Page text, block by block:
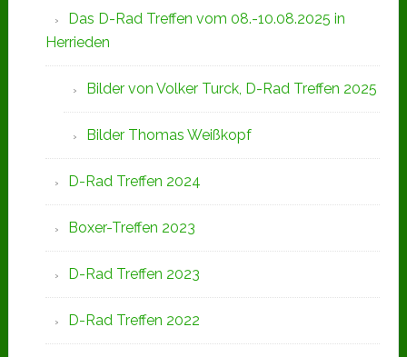
Das D-Rad Treffen vom 08.-10.08.2025 in
Herrieden
Bilder von Volker Turck, D-Rad Treffen 2025
Bilder Thomas Weißkopf
D-Rad Treffen 2024
Boxer-Treffen 2023
D-Rad Treffen 2023
D-Rad Treffen 2022